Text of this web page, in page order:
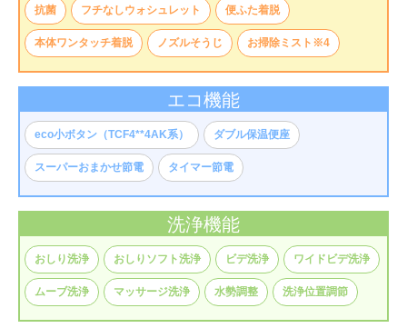
抗菌 フチなしウォシュレット 便ふた着脱
本体ワンタッチ着脱 ノズルそうじ お掃除ミスト※4
エコ機能
eco小ボタン（TCF4**4AK系） ダブル保温便座
スーパーおまかせ節電 タイマー節電
洗浄機能
おしり洗浄 おしりソフト洗浄 ビデ洗浄 ワイドビデ洗浄
ムーブ洗浄 マッサージ洗浄 水勢調整 洗浄位置調節